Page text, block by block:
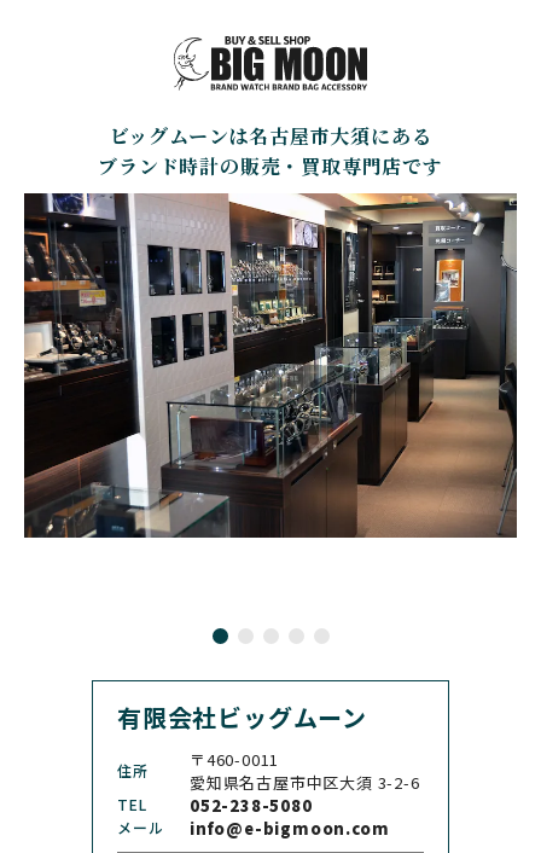
BELL＆ROSS SINN
ジン
CARTIER
カルティエ
CHANEL
シャネル
CHOPARD
ショパール
SEIKO
セイコー
GLASHUTTE ORIGINA
L
グラスヒュッテ・オリジ
ナル
CHRONOSWISS
クロノスイス
ALAIN SILBERSTEIN
アラン・シルベスタイン
CITIZEN
シチズン
BAMFORD LONDON
バンフォード・ロンドン
BAUME&MERCIER
ボーム＆メルシエ
BEAUBLEU
ボーブルー
BELL＆ROSS
ベル＆ロス
BLANCPAIN
ブランパン
BOLDR Supply Compan
y
ボルダー・サプライ・カ
ンパニー
BOVET
ボヴェ
BREGUET
ブレゲ
BREITLING
ブライトリング
BRUNO SOHNLE Glash
utte
ブルーノ・ゾンレー・ グ
ラスヒュッテ
BULOVA
ブローバ
BVLGARI
ブルガリ
CHANEL
シャネル
CHOPARD
ショパール
CHRISTOPHER WARD
クリストファー・ウォー
CHRONO TOKYO
ビッグムーンは名古屋市大須にある
ブランド時計の販売・買取専門店です
有限会社ビッグムーン
住所
〒460-0011
愛知県名古屋市中区大須 3-2-6
TEL 052-238-5080
メール info@e-bigmoon.com